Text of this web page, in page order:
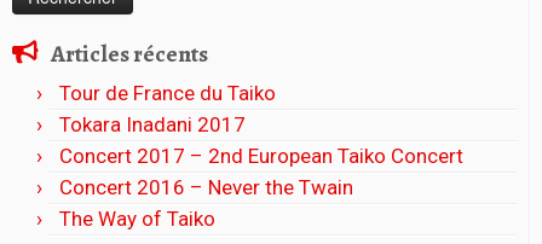
Articles récents
Tour de France du Taiko
Tokara Inadani 2017
Concert 2017 – 2nd European Taiko Concert
Concert 2016 – Never the Twain
The Way of Taiko